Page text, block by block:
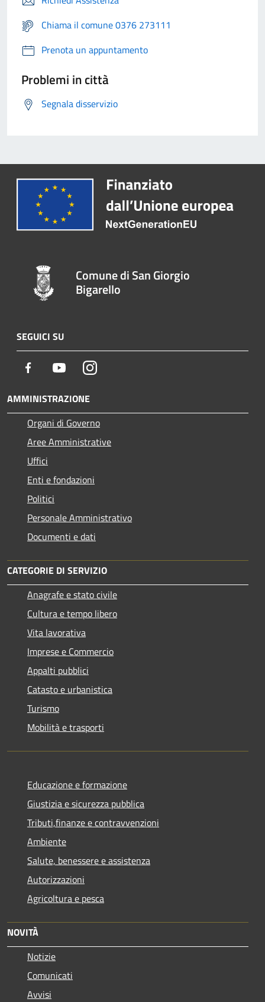
Chiama il comune 0376 273111
Prenota un appuntamento
Problemi in città
Segnala disservizio
Comune di San Giorgio
Bigarello
SEGUICI SU
Facebook YoutubeInstagram
AMMINISTRAZIONE
Organi di Governo
Aree Amministrative
Uffici
Enti e fondazioni
Politici
Personale Amministrativo
Documenti e dati
CATEGORIE DI SERVIZIO
Anagrafe e stato civile
Cultura e tempo libero
Vita lavorativa
Imprese e Commercio
Appalti pubblici
Catasto e urbanistica
Turismo
Mobilità e trasporti
Educazione e formazione
Giustizia e sicurezza pubblica
Tributi,finanze e contravvenzioni
Ambiente
Salute, benessere e assistenza
Autorizzazioni
Agricoltura e pesca
NOVITÀ
Notizie
Comunicati
Avvisi